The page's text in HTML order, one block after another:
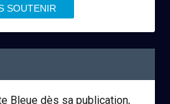
SOUTENIR
Bleue dès sa publication,